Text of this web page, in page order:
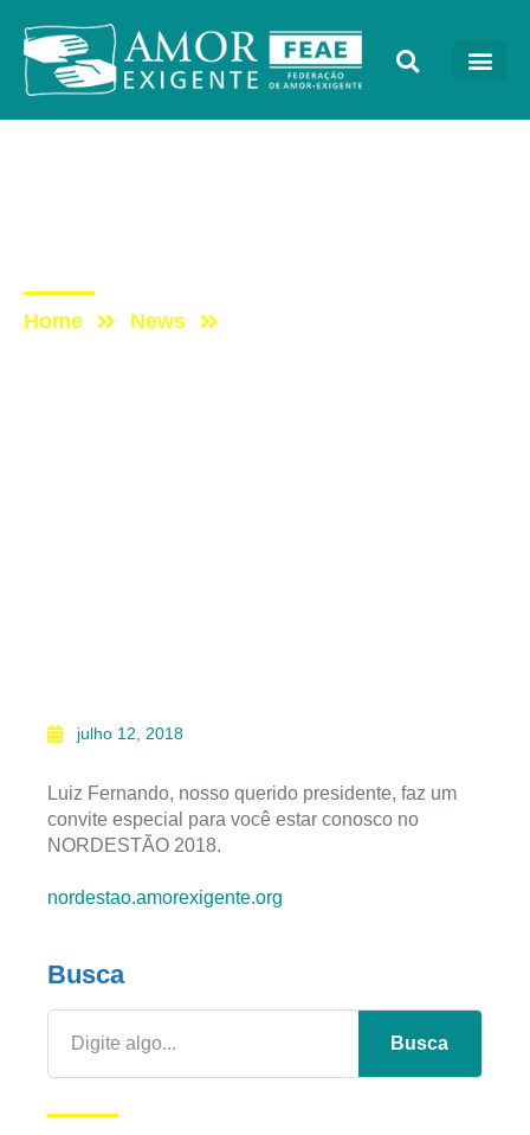
Home News
julho 12, 2018
Luiz Fernando, nosso querido presidente, faz um
convite especial para você estar conosco no
NORDESTÃO 2018.
nordestao.amorexigente.org
Busca
Busca